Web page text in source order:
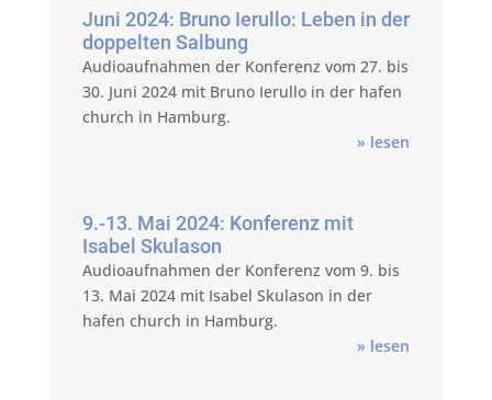
Juni 2024: Bruno Ierullo: Leben in der
doppelten Salbung
Audioaufnahmen der Konferenz vom 27. bis
30. Juni 2024 mit Bruno Ierullo in der hafen
church in Hamburg.
» lesen
9.-13. Mai 2024: Konferenz mit
Isabel Skulason
Audioaufnahmen der Konferenz vom 9. bis
13. Mai 2024 mit Isabel Skulason in der
hafen church in Hamburg.
» lesen